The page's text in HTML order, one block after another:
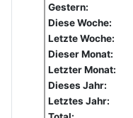
Gestern:
Diese Woche:
Letzte Woche:
Dieser Monat:
Letzter Monat:
Dieses Jahr:
Letztes Jahr: